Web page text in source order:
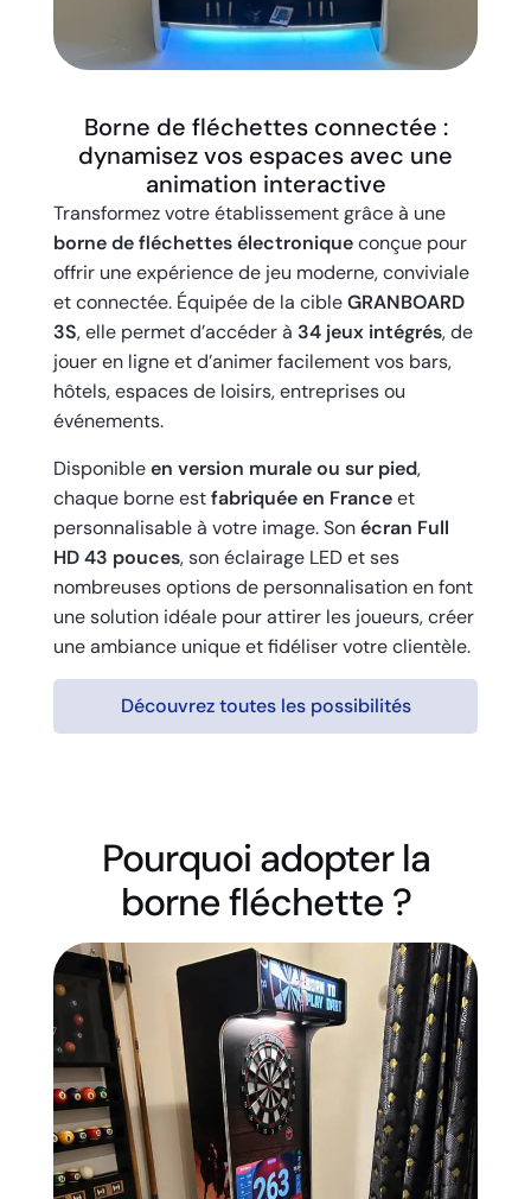
Borne de fléchettes connectée :
dynamisez vos espaces avec une
animation interactive
Transformez votre établissement grâce à une
borne de fléchettes électroniqueconçue pour
offrir une expérience de jeu moderne, conviviale
et connectée. Équipée de la cibleGRANBOARD
3S, elle permet d’accéder à 34 jeux intégrés, de
jouer en ligne et d’animer facilement vos bars,
hôtels, espaces de loisirs, entreprises ou
événements.
Disponibleen version murale ou sur pied,
chaque borne estfabriquée en Franceet
personnalisable à votre image. Sonécran Full
HD 43 pouces, son éclairage LED et ses
nombreuses options de personnalisation en font
une solution idéale pour attirer les joueurs, créer
une ambiance unique et fidéliser votre clientèle.
Découvrez toutes les possibilités
Pourquoi adopter la
borne fléchette ?